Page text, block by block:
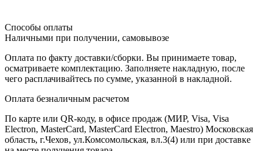
Способы оплаты
Наличными при получении, самовывозе
Оплата по факту доставки/сборки. Вы принимаете товар,
осматриваете комплектацию. Заполняете накладную, после
чего расплачивайтесь по сумме, указанной в накладной.
Оплата безналичным расчетом
По карте или QR-коду, в офисе продаж (МИР, Visa, Visa
Electron, MasterCard, MasterCard Electron, Maestro) Московская
область, г.Чехов, ул.Комсомольская, вл.3(4) или при доставке